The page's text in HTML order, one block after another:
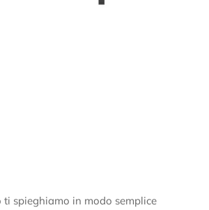
ti spieghiamo in modo semplice